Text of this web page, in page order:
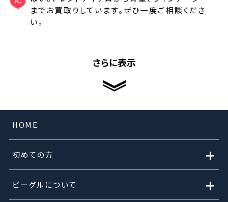
までお買取りしています。ぜひ一度ご相談くださ
い。
さらに表示
HOME
初めての方 +
ビーグルについて +